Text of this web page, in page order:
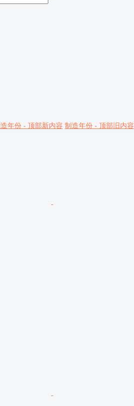
年份 - 顶部新内容 制造年份 - 顶部旧内容